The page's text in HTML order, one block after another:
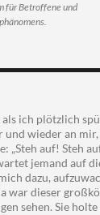
für Betroffene und
ich plötzlich
und wieder an
„Steh auf! Steh
jemand auf
dazu,
war dieser
sehen. Sie